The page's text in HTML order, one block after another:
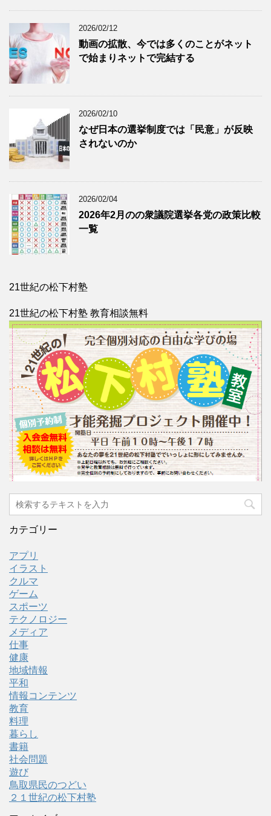
2026/02/12
動画の拡散、今では多くのことがネット
で始まりネットで完結する
2026/02/10
なぜ日本の選挙制度では「民意」が反映
されないのか
2026/02/04
2026年2月のの衆議院選挙各党の政策比較
一覧
21世紀の松下村塾
21世紀の松下村塾 教育相談無料
カテゴリー
アプリ
イラスト
クルマ
ゲーム
スポーツ
テクノロジー
メディア
仕事
健康
地域情報
平和
情報コンテンツ
教育
料理
暮らし
書籍
社会問題
遊び
鳥取県民のつどい
２１世紀の松下村塾